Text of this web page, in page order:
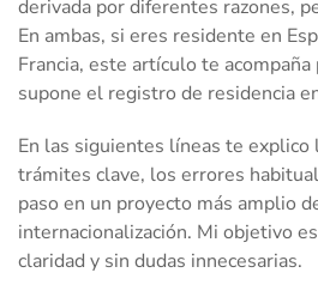
derivada por diferentes razones,
En ambas, si eres residente en
Francia, este artículo te
supone el registro de residencia
En las siguientes líneas te
trámites clave, los errores
paso en un proyecto más amplio
internacionalización. Mi objetivo
claridad y sin dudas innecesarias.